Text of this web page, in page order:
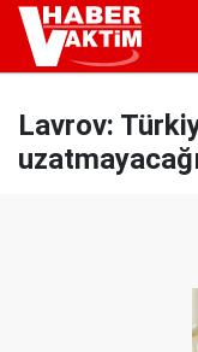
Lavrov: